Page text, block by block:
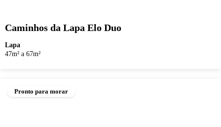
Caminhos da Lapa Elo Duo
Lapa
47m² a 67m²
Pronto para morar